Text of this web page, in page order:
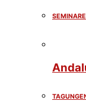
SEMINARE